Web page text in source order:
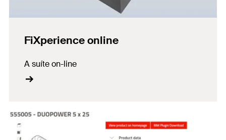
FiXperience online
A suíte on-line